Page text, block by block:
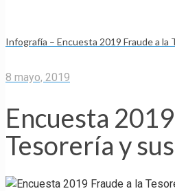
Infografía – Encuesta 2019 Fraude a la
8 mayo, 2019
Encuesta
Tesorería y